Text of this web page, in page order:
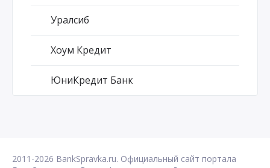
Уралсиб
Хоум Кредит
ЮниКредит Банк
2011-2026 BankSpravka.ru. Официальный сайт портала